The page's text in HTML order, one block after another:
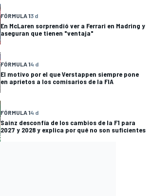
FÓRMULA 13 d
En McLaren sorprendió ver a Ferrari en Madring y
aseguran que tienen "ventaja"
FÓRMULA 14 d
El motivo por el que Verstappen siempre pone
en aprietos a los comisarios de la FIA
FÓRMULA 14 d
Sainz desconfía de los cambios de la F1 para
2027 y 2028 y explica por qué no son suficientes